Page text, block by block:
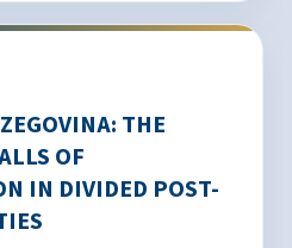
THE
OF
IN DIVIDED POST-